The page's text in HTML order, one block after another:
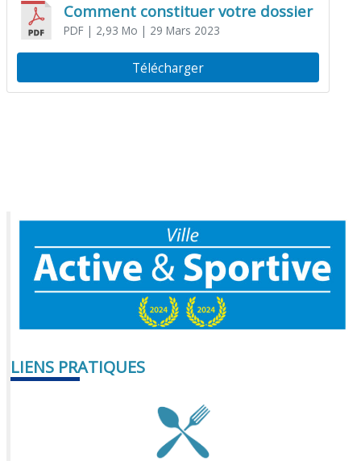
Comment constituer votre dossier
PDF| 2,93 Mo | 29 Mars 2023
Télécharger
LIENS PRATIQUES